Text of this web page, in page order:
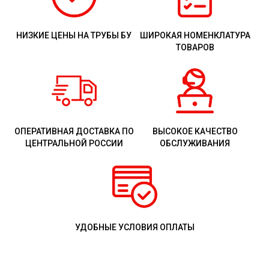
НИЗКИЕ ЦЕНЫ НА ТРУБЫ БУ
ШИРОКАЯ НОМЕНКЛАТУРА
ТОВАРОВ
ОПЕРАТИВНАЯ ДОСТАВКА ПО
ЦЕНТРАЛЬНОЙ РОССИИ
ВЫСОКОЕ КАЧЕСТВО
ОБСЛУЖИВАНИЯ
УДОБНЫЕ УСЛОВИЯ ОПЛАТЫ